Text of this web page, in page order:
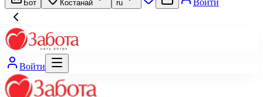
Бот Костанай ru Войти
Войти